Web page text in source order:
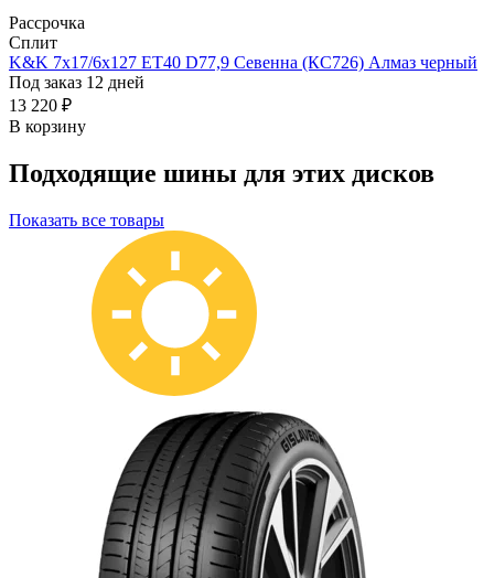
Рассрочка
Сплит
K&K 7x17/6x127 ET40 D77,9 Севенна (КС726) Алмаз черный
Под заказ 12 дней
13 220 ₽
В корзину
Подходящие шины для этих дисков
Показать все товары